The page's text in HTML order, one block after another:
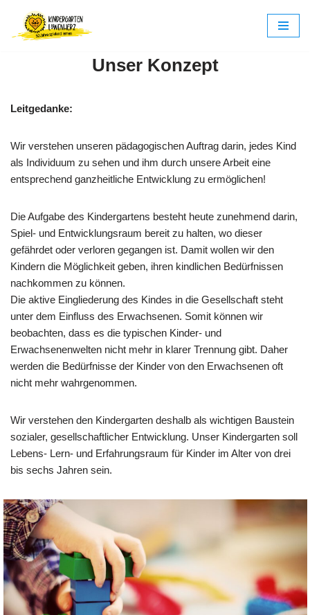
Zum
Unser Konzept
Leitgedanke:
Wir verstehen unseren pädagogischen Auftrag darin, jedes Kind
als Individuum zu sehen und ihm durch unsere Arbeit eine
entsprechend ganzheitliche Entwicklung zu ermöglichen!
Die Aufgabe des Kindergartens besteht heute zunehmend darin,
Spiel- und Entwicklungsraum bereit zu halten, wo dieser
gefährdet oder verloren gegangen ist. Damit wollen wir den
Kindern die Möglichkeit geben, ihren kindlichen Bedürfnissen
nachkommen zu können.
Die aktive Eingliederung des Kindes in die Gesellschaft steht
unter dem Einfluss des Erwachsenen. Somit können wir
beobachten, dass es die typischen Kinder- und
Erwachsenenwelten nicht mehr in klarer Trennung gibt. Daher
werden die Bedürfnisse der Kinder von den Erwachsenen oft
nicht mehr wahrgenommen.
Wir verstehen den Kindergarten deshalb als wichtigen Baustein
sozialer, gesellschaftlicher Entwicklung. Unser Kindergarten soll
Lebens- Lern- und Erfahrungsraum für Kinder im Alter von drei
bis sechs Jahren sein.